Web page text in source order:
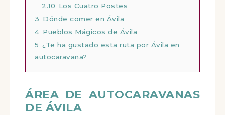
2.10 Los Cuatro Postes
3 Dónde comer en Ávila
4 Pueblos Mágicos de Ávila
5 ¿Te ha gustado esta ruta por Ávila en
autocaravana?
ÁREA DE AUTOCARAVANAS
DE ÁVILA